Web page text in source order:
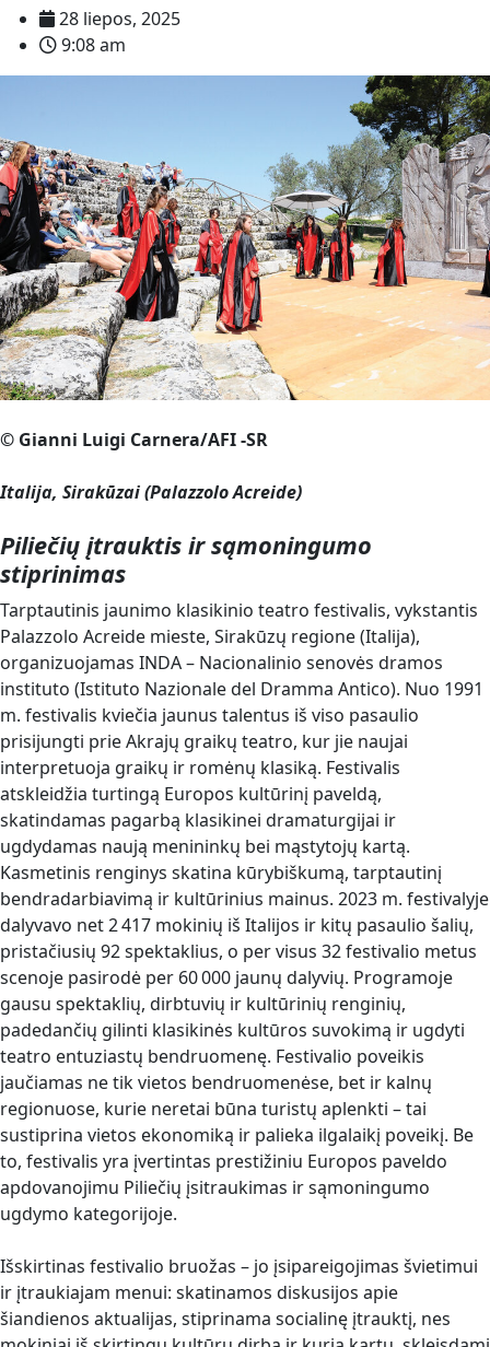
28 liepos, 2025
9:08 am
© Gianni Luigi Carnera/AFI -SR
Italija, Sirakūzai (Palazzolo Acreide)
Piliečių įtrauktis ir sąmoningumo
stiprinimas
Tarptautinis jaunimo klasikinio teatro festivalis, vykstantis
Palazzolo Acreide mieste, Sirakūzų regione (Italija),
organizuojamas INDA – Nacionalinio senovės dramos
instituto (Istituto Nazionale del Dramma Antico). Nuo 1991
m. festivalis kviečia jaunus talentus iš viso pasaulio
prisijungti prie Akrajų graikų teatro, kur jie naujai
interpretuoja graikų ir romėnų klasiką. Festivalis
atskleidžia turtingą Europos kultūrinį paveldą,
skatindamas pagarbą klasikinei dramaturgijai ir
ugdydamas naują menininkų bei mąstytojų kartą.
Kasmetinis renginys skatina kūrybiškumą, tarptautinį
bendradarbiavimą ir kultūrinius mainus. 2023 m. festivalyje
dalyvavo net 2 417 mokinių iš Italijos ir kitų pasaulio šalių,
pristačiusių 92 spektaklius, o per visus 32 festivalio metus
scenoje pasirodė per 60 000 jaunų dalyvių. Programoje
gausu spektaklių, dirbtuvių ir kultūrinių renginių,
padedančių gilinti klasikinės kultūros suvokimą ir ugdyti
teatro entuziastų bendruomenę. Festivalio poveikis
jaučiamas ne tik vietos bendruomenėse, bet ir kalnų
regionuose, kurie neretai būna turistų aplenkti – tai
sustiprina vietos ekonomiką ir palieka ilgalaikį poveikį. Be
to, festivalis yra įvertintas prestižiniu Europos paveldo
apdovanojimu Piliečių įsitraukimas ir sąmoningumo
ugdymo kategorijoje.
Išskirtinas festivalio bruožas – jo įsipareigojimas švietimui
ir įtraukiajam menui: skatinamos diskusijos apie
šiandienos aktualijas, stiprinama socialinę įtrauktį, nes